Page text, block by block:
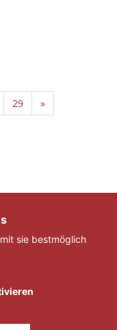
29 »
sie bestmöglich